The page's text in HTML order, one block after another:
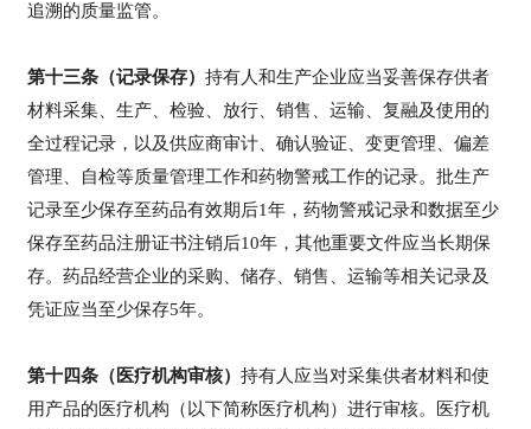
化
会
展
活
动
关
于
们
追溯的质量监管。
第十三条（记录保存） 持有人和生产企业应当妥善保存供者
材料采集、生产、检验、放行、销售、运输、复融及使用的
全过程记录，以及供应商审计、确认验证、变更管理、偏差
管理、自检等质量管理工作和药物警戒工作的记录。批生产
记录至少保存至药品有效期后1年，药物警戒记录和数据至少
保存至药品注册证书注销后10年，其他重要文件应当长期保
存。药品经营企业的采购、储存、销售、运输等相关记录及
凭证应当至少保存5年。
第十四条（医疗机构审核） 持有人应当对采集供者材料和使
用产品的医疗机构（以下简称医疗机构）进行审核。医疗机